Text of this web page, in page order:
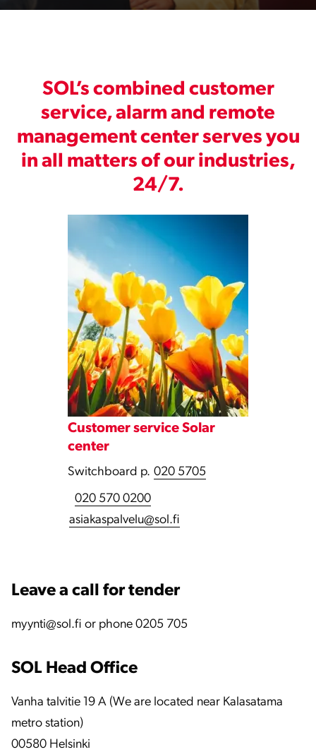
SOL’s combined customer
service, alarm and remote
management center serves you
in all matters of our industries,
24/7.
Customer service Solar
center
Switchboard p. 020 5705
020 570 0200
asiakaspalvelu@sol.fi
Leave a call for tender
myynti@sol.fi or phone 0205 705
SOL Head Office
Vanha talvitie 19 A (We are located near Kalasatama
metro station)
00580 Helsinki